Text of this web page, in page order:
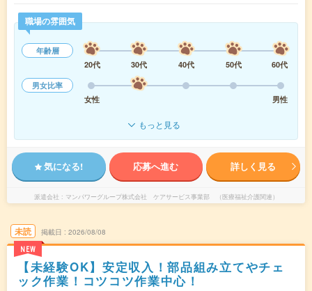
職場の雰囲気
年齢層
20代
30代 40代 50代
60代
男女比率
女性
男性
もっと見る
気になる! 応募へ進む 詳しく見る
派遣会社 マンパワーグループ株式会社 ケアサービス事業部 （医療福祉介護関連）
未読
NEW
掲載日 2026/08/08
【未経験OK】安定収入！部品組み立てやチェ
ック作業！コツコツ作業中心！